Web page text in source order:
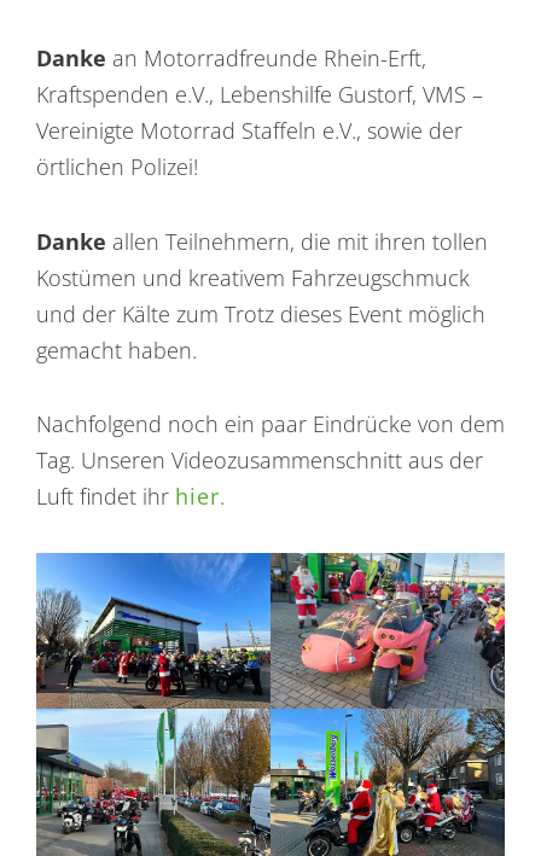
Danke an Motorradfreunde Rhein-Erft,
Kraftspenden e.V., Lebenshilfe Gustorf, VMS –
Vereinigte Motorrad Staffeln e.V., sowie der
örtlichen Polizei!
Danke allen Teilnehmern, die mit ihren tollen
Kostümen und kreativem Fahrzeugschmuck
und der Kälte zum Trotz dieses Event möglich
gemacht haben.
Nachfolgend noch ein paar Eindrücke von dem
Tag. Unseren Videozusammenschnitt aus der
Luft findet ihr hier.